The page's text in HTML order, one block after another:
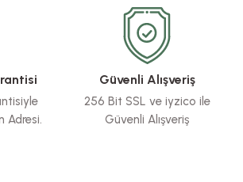
Adresi.
Güvenli Alışveriş
256 Bit SSL ve iyzico ile
Güvenli Alışveriş